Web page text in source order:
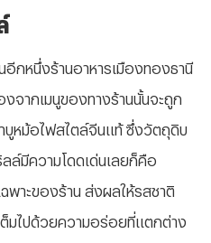
อีกหนึ่งร้านอาหารเมืองทองธานี
จากเมนูของทางร้านนั้นจะถูก
บูหม้อไฟสไตล์จีนแท้ ซึ่งวัตถุดิบ
ล์มีความโดดเด่นเลยก็คือ
ฉพาะของร้าน ส่งผลให้รสชาติ
มไปด้วยความอร่อยที่แตกต่าง